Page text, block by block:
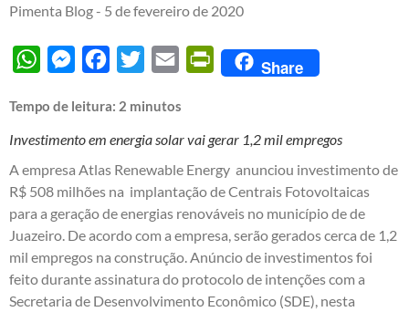
Pimenta Blog - 5 de fevereiro de 2020
WhatsAppMessengerFacebook
Twitter Email PrintFriendly
Share
Tempo de leitura: 2 minutos
Investimento em energia solar vai gerar 1,2 mil empregos
A empresa Atlas Renewable Energy anunciou investimento de
R$ 508 milhões na implantação de Centrais Fotovoltaicas
para a geração de energias renováveis no município de de
Juazeiro. De acordo com a empresa, serão gerados cerca de 1,2
mil empregos na construção. Anúncio de investimentos foi
feito durante assinatura do protocolo de intenções com a
Secretaria de Desenvolvimento Econômico (SDE), nesta